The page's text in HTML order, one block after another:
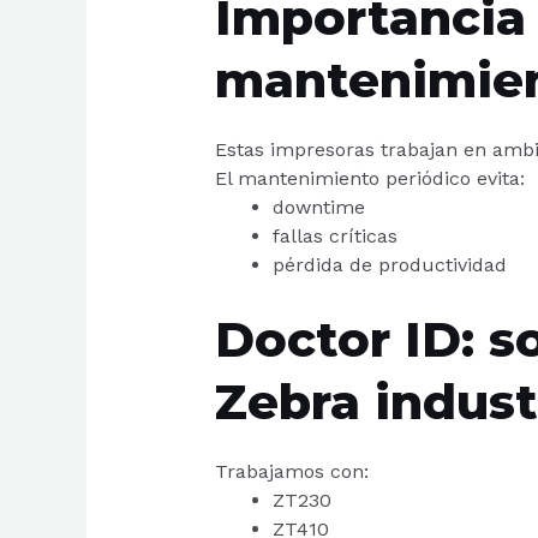
Importancia
Estas impresoras trabajan en
El mantenimiento periódico evita:
downtime
fallas críticas
pérdida de productividad
Doctor ID:
Zebra
Trabajamos con:
ZT230
ZT410